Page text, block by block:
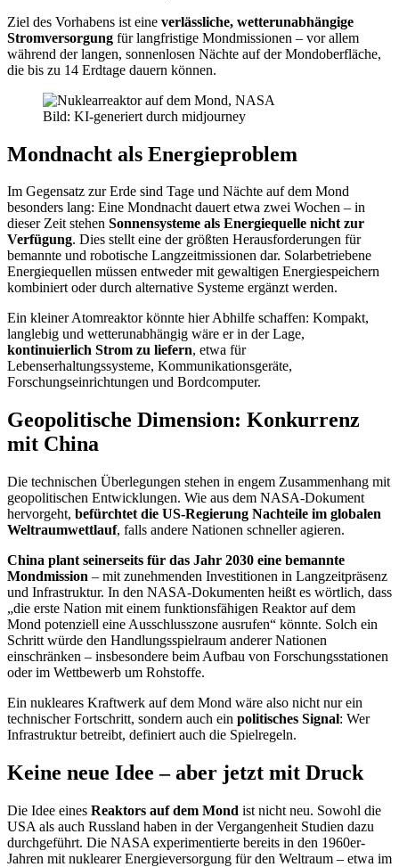
Ziel des Vorhabens ist eine verlässliche, wetterunabhängige
Stromversorgung für langfristige Mondmissionen – vor allem
während der langen, sonnenlosen Nächte auf der Mondoberfläche,
die bis zu 14 Erdtage dauern können.
Bild: KI-generiert durch midjourney
Mondnacht als Energieproblem
Im Gegensatz zur Erde sind Tage und Nächte auf dem Mond
besonders lang: Eine Mondnacht dauert etwa zwei Wochen – in
dieser Zeit stehen Sonnensysteme als Energiequelle nicht zur
Verfügung. Dies stellt eine der größten Herausforderungen für
bemannte und robotische Langzeitmissionen dar. Solarbetriebene
Energiequellen müssen entweder mit gewaltigen Energiespeichern
kombiniert oder durch alternative Systeme ergänzt werden.
Ein kleiner Atomreaktor könnte hier Abhilfe schaffen: Kompakt,
langlebig und wetterunabhängig wäre er in der Lage,
kontinuierlich Strom zu liefern, etwa für
Lebenserhaltungssysteme, Kommunikationsgeräte,
Forschungseinrichtungen und Bordcomputer.
Geopolitische Dimension: Konkurrenz
mit China
Die technischen Überlegungen stehen in engem Zusammenhang mit
geopolitischen Entwicklungen. Wie aus dem NASA-Dokument
hervorgeht, befürchtet die US-Regierung Nachteile im globalen
Weltraumwettlauf, falls andere Nationen schneller agieren.
China plant seinerseits für das Jahr 2030 eine bemannte
Mondmission – mit zunehmenden Investitionen in Langzeitpräsenz
und Infrastruktur. In den NASA-Dokumenten heißt es wörtlich, dass
„die erste Nation mit einem funktionsfähigen Reaktor auf dem
Mond potenziell eine Ausschlusszone ausrufen“ könnte. Solch ein
Schritt würde den Handlungsspielraum anderer Nationen
einschränken – insbesondere beim Aufbau von Forschungsstationen
oder im Wettbewerb um Rohstoffe.
Ein nukleares Kraftwerk auf dem Mond wäre also nicht nur ein
technischer Fortschritt, sondern auch ein politisches Signal: Wer
Infrastruktur betreibt, definiert auch die Spielregeln.
Keine neue Idee – aber jetzt mit Druck
Die Idee eines Reaktors auf dem Mond ist nicht neu. Sowohl die
USA als auch Russland haben in der Vergangenheit Studien dazu
durchgeführt. Die NASA experimentierte bereits in den 1960er-
Jahren mit nuklearer Energieversorgung für den Weltraum – etwa im